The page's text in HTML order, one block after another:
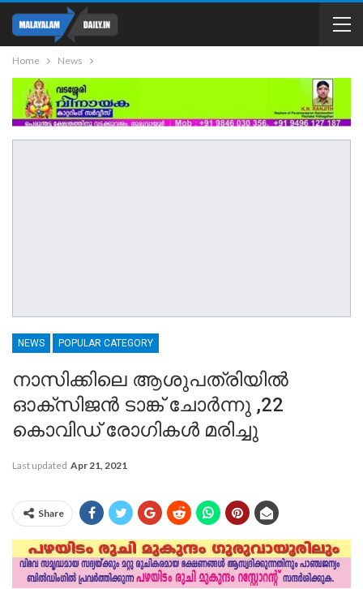
Home News
NEWS POPULAR CATEGORY
നാസിക്കിലെ ആശുപത്രിയിൽ
ഓക്സിജൻ ടാങ്ക് ചോർന്നു ,22
കൊവിഡ് രോഗികൾ മരിച്ചു
Last updated Apr 21, 2021
Share